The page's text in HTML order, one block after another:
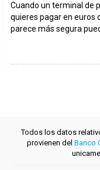
Cuando un terminal de
quieres pagar en euros
parece más segura
Todos los datos
provienen del Banco